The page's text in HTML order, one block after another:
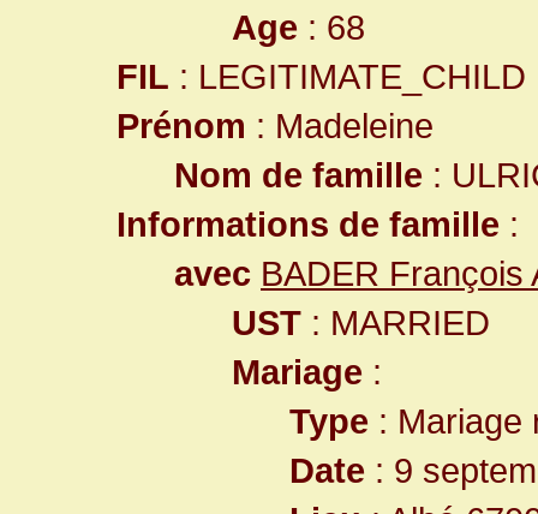
Age : 68
FIL : LEGITIMATE_CHILD
Prénom : Madeleine
Nom de famille :
Informations de famille :
avec BADER François
UST : MARRIED
Mariage :
Type : Mariage
Date : 9